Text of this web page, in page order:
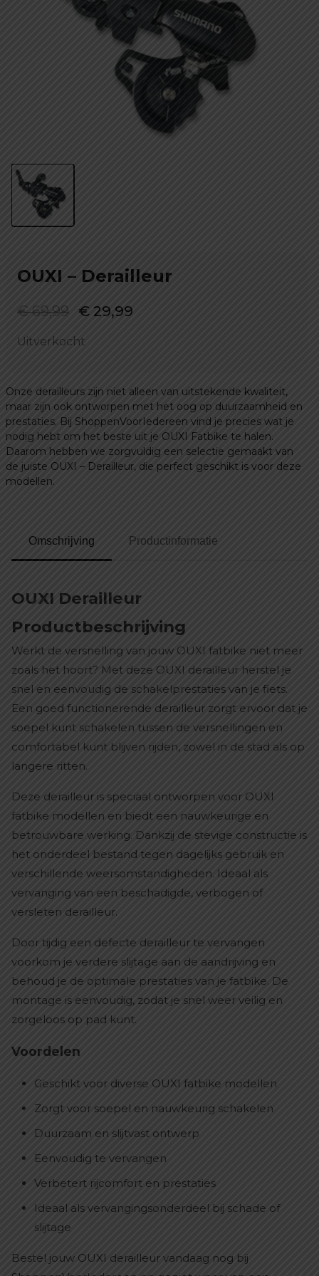
OUXI – Derailleur
€69,99 Oorspronkelijke
€ 29,99
Uitverkocht
Onze derailleurs zijn niet alleen van uitstekende kwaliteit,
maar zijn ook ontworpen met het oog op duurzaamheid en
prestaties. Bij ShoppenVoorIedereen vind je precies wat je
nodig hebt om het beste uit je OUXI Fatbike te halen.
Daarom hebben we zorgvuldig een selectie gemaakt van
de juiste OUXI – Derailleur, die perfect geschikt is voor deze
modellen.
Omschrijving Productinformatie
OUXI Derailleur
Productbeschrijving
Werkt de versnelling van jouw OUXI fatbike niet meer
zoals het hoort? Met deze OUXI derailleur herstel je
snel en eenvoudig de schakelprestaties van je fiets.
Een goed functionerende derailleur zorgt ervoor dat je
soepel kunt schakelen tussen de versnellingen en
comfortabel kunt blijven rijden, zowel in de stad als op
langere ritten.
Deze derailleur is speciaal ontworpen voor OUXI
fatbike modellen en biedt een nauwkeurige en
betrouwbare werking. Dankzij de stevige constructie is
het onderdeel bestand tegen dagelijks gebruik en
verschillende weersomstandigheden. Ideaal als
vervanging van een beschadigde, verbogen of
versleten derailleur.
Door tijdig een defecte derailleur te vervangen
voorkom je verdere slijtage aan de aandrijving en
behoud je de optimale prestaties van je fatbike. De
montage is eenvoudig, zodat je snel weer veilig en
zorgeloos op pad kunt.
Voordelen
Geschikt voor diverse OUXI fatbike modellen
Zorgt voor soepel en nauwkeurig schakelen
Duurzaam en slijtvast ontwerp
Eenvoudig te vervangen
Verbetert rijcomfort en prestaties
Ideaal als vervangingsonderdeel bij schade of
slijtage
Bestel jouw OUXI derailleur vandaag nog bij